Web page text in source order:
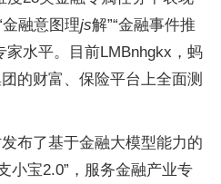
金融意图理js解”“金融事件推
家水平。目前LMBnhgkx，蚂
的财富、保险平台上全面测
布了基于金融大模型能力的
小宝2.0”，服务金融产业专